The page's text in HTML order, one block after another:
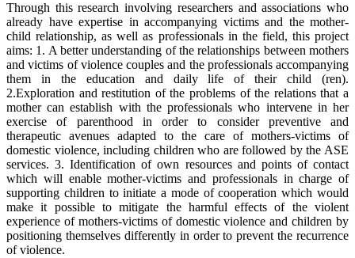
Through this research involving researchers and associations who
already have expertise in accompanying victims and the mother-
child relationship, as well as professionals in the field, this project
aims: 1. A better understanding of the relationships between mothers
and victims of violence couples and the professionals accompanying
them in the education and daily life of their child (ren).
2.Exploration and restitution of the problems of the relations that a
mother can establish with the professionals who intervene in her
exercise of parenthood in order to consider preventive and
therapeutic avenues adapted to the care of mothers-victims of
domestic violence, including children who are followed by the ASE
services. 3. Identification of own resources and points of contact
which will enable mother-victims and professionals in charge of
supporting children to initiate a mode of cooperation which would
make it possible to mitigate the harmful effects of the violent
experience of mothers-victims of domestic violence and children by
positioning themselves differently in order to prevent the recurrence
of violence.